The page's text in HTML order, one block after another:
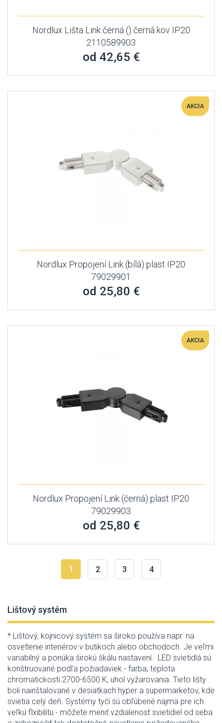
Nordlux Lišta Link černá () černá kov IP20
2110589903
od 42,65 €
AKCIA
Nordlux Propojení Link (bílá) plast IP20
79029901
od 25,80 €
AKCIA
Nordlux Propojení Link (černá) plast IP20
79029903
od 25,80 €
1 2 3 4
Lištový systém
* Lištový, kojnicový systém sa široko používa napr. na
osvetlenie interiérov v butikoch alebo obchodoch. Je veľmi
variabilný a ponúka širokú škálu nastavení. LED svietidlá sú
konštruované podľa požiadaviek - farba, teplota
chromatickosti 2700-6500 K, uhol vyžarovania. Tieto lišty
boli nainštalované v desiatkach hyper a supermarketov, kde
svietia celý deň. Systémy tyčí sú obľúbené najmä pre ich
veľkú flxibilitu - môžete meniť vzdialenosť svietidiel od seba